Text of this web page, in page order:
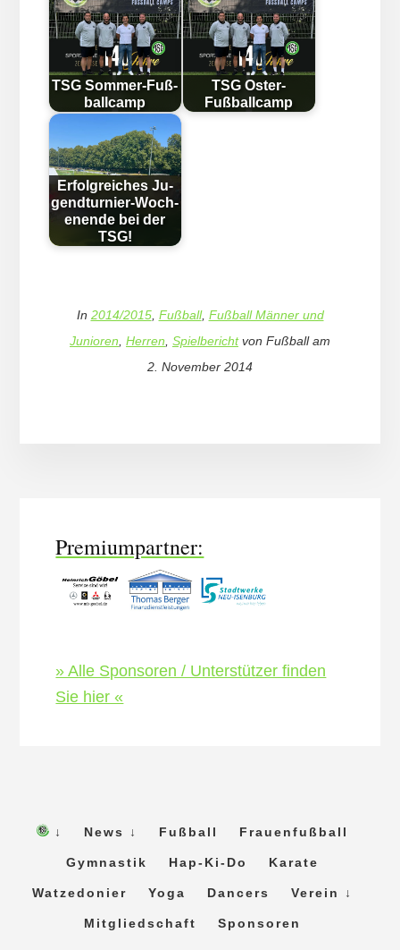
TSG Som­mer-Fuß­
ball­camp
TSG Oster-
Fußballcamp
Erfolg­reich­es Ju­
gend­tur­nier-Woch­
en­en­de bei der
TSG!
In 2014/2015, Fußball, Fußball Männer und
Junioren, Herren, Spielberichtvon Fußballam
2. November 2014
Premiumpartner:
» Alle Sponsoren / Unterstützer finden
Sie hier «
↓ News ↓ Fußball Frauenfußball
Gymnastik Hap-Ki-Do Karate
Watzedonier Yoga Dancers Verein ↓
Mitgliedschaft Sponsoren